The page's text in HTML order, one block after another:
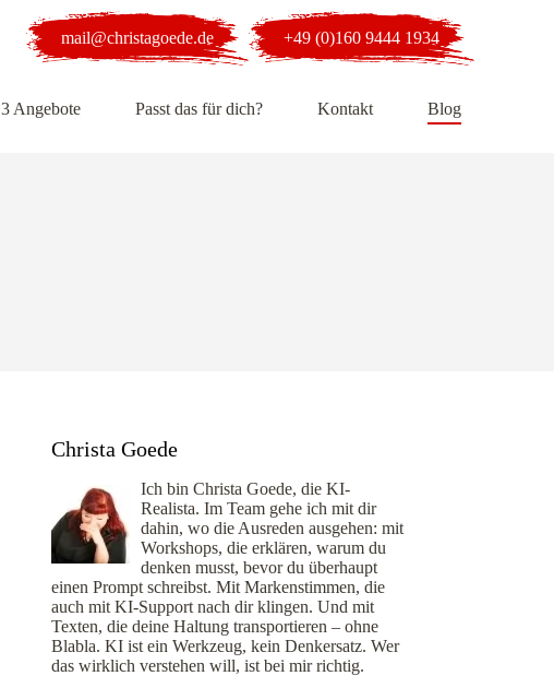
mail@christagoede.de +49 (0)160 9444 1934
3 Angebote Passt das für dich? Kontakt Blog
Christa Goede
Ich bin Christa Goede, die KI-
Realista. Im Team gehe ich mit dir
dahin, wo die Ausreden ausgehen: mit
Workshops, die erklären, warum du
denken musst, bevor du überhaupt
einen Prompt schreibst. Mit Markenstimmen, die
auch mit KI-Support nach dir klingen. Und mit
Texten, die deine Haltung transportieren – ohne
Blabla. KI ist ein Werkzeug, kein Denkersatz. Wer
das wirklich verstehen will, ist bei mir richtig.